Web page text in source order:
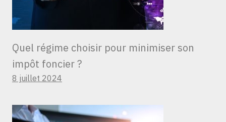
Quel régime choisir pour minimiser son
impôt foncier ?
8 juillet 2024